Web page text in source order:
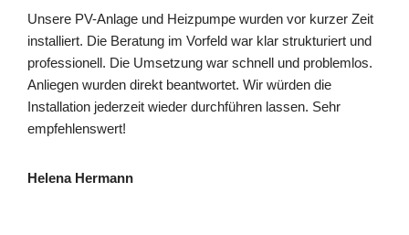
Unsere PV-Anlage und Heizpumpe wurden vor kurzer Zeit
installiert. Die Beratung im Vorfeld war klar strukturiert und
professionell. Die Umsetzung war schnell und problemlos.
Anliegen wurden direkt beantwortet. Wir würden die
Installation jederzeit wieder durchführen lassen. Sehr
empfehlenswert!
Helena Hermann